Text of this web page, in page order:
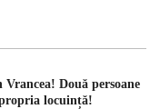
Două persoane
locuință!